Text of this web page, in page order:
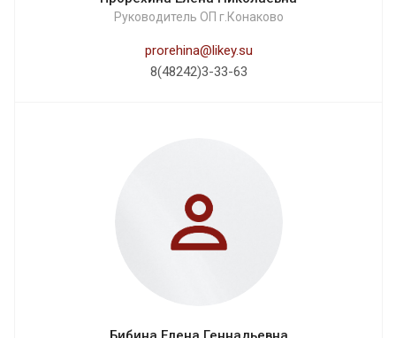
Руководитель ОП г.Конаково
prorehina@likey.su
8(48242)3-33-63